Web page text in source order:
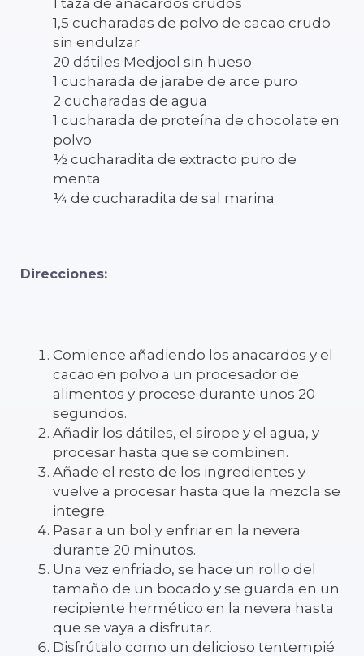
1 taza de anacardos crudos
1,5 cucharadas de polvo de cacao crudo
sin endulzar
20 dátiles Medjool sin hueso
1 cucharada de jarabe de arce puro
2 cucharadas de agua
1 cucharada de proteína de chocolate en
polvo
½ cucharadita de extracto puro de
menta
¼ de cucharadita de sal marina
Direcciones:
Comience añadiendo los anacardos y el
cacao en polvo a un procesador de
alimentos y procese durante unos 20
segundos.
Añadir los dátiles, el sirope y el agua, y
procesar hasta que se combinen.
Añade el resto de los ingredientes y
vuelve a procesar hasta que la mezcla se
integre.
Pasar a un bol y enfriar en la nevera
durante 20 minutos.
Una vez enfriado, se hace un rollo del
tamaño de un bocado y se guarda en un
recipiente hermético en la nevera hasta
que se vaya a disfrutar.
Disfrútalo como un delicioso tentempié